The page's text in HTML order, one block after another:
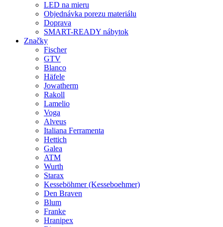
LED na mieru
Objednávka porezu materiálu
Doprava
SMART-READY nábytok
Značky
Fischer
GTV
Blanco
Häfele
Jowatherm
Rakoll
Lamelio
Voga
Alveus
Italiana Ferramenta
Hettich
Galea
ATM
Wurth
Starax
Kesseböhmer (Kesseboehmer)
Den Braven
Blum
Franke
Hranipex